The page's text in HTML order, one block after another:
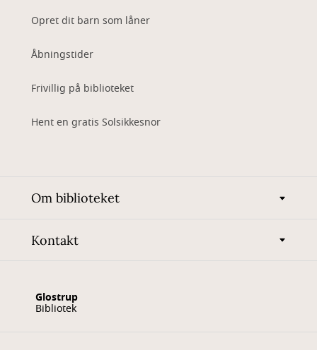
Opret dit barn som låner
Åbningstider
Frivillig på biblioteket
Hent en gratis Solsikkesnor
Om biblioteket
Kontakt
Glostrup
Bibliotek